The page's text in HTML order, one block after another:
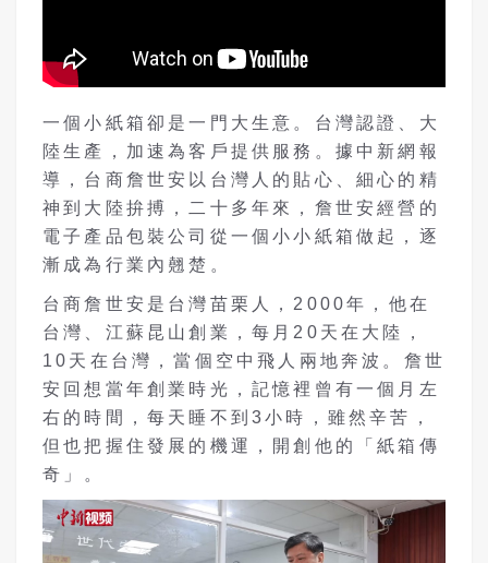
一個小紙箱卻是一門大生意。台灣認證、大
陸生產，加速為客戶提供服務。據中新網報
導，台商詹世安以台灣人的貼心、細心的精
神到大陸拚搏，二十多年來，詹世安經營的
電子產品包裝公司從一個小小紙箱做起，逐
漸成為行業內翹楚。
台商詹世安 是台灣苗栗人，2000年，他在
台灣、江蘇昆山創業，每月20天在大陸，
10天在台灣，當個空中飛人兩地奔波。詹世
安回想當年創業時光，記憶裡曾有一個月左
右的時間，每天睡不到3小時，雖然辛苦，
但也把握住發展的機運，開創他的「紙箱傳
奇」。